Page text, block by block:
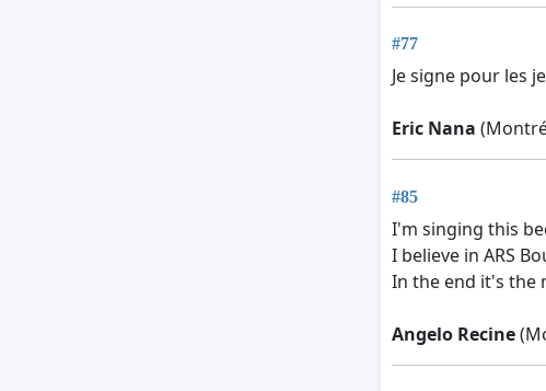
#77
Je signe pour les
Eric Nana
#85
I'm singing this
I believe in ARS
In the end it's the
Angelo Recine